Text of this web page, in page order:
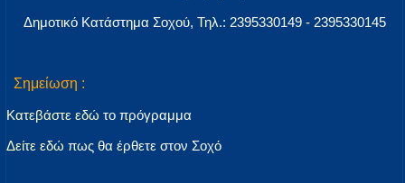
Δημοτικό Κατάστημα Σοχού, Τηλ.: 2395330149 - 2395330145
Σημείωση :
Κατεβάστε εδώ το πρόγραμμα
Δείτε εδώ πως θα έρθετε στον Σοχό